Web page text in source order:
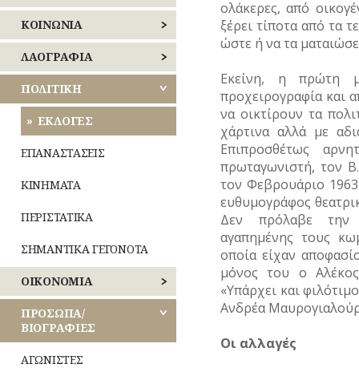
ΤΟΜΕΑΣ
ΑΘΗΝΩΝ
ΝΟΤΙΟΣ
ΤΟΜΕΑΣ
ΑΘΗΝΩΝ
ΑΝΑΤΟΛΙΚΗΣ
ΑΤΤΙΚΗΣ
ΔΥΤΙΚΗΣ
ΝΑΟΙ
–
ΜΟΝΕΣ
ΕΝΟΡΙΕΣ
ΕΟΡΤΕΣ
ΞΩΚΚΛΗΣΙΑ
ΠΑΝΗΓΥΡΙΑ
ΚΟΙΝΩΝΙΑ
ΑΝΘΡΩΠΙΝΕΣ
ΙΣΤΟΡΙΕΣ
ΑΣΤΥΝΟΜΙΑ
ΚΑΘΗΜΕΡΙΝΗ
ΖΩΗ
ΜΙΚΡΕΣ
(ΦΥΣΙΟΓΝΩΜΙΕΣ)
ΤΥΠΟΣ
ΛΑΟΓΡΑΦΙΑ
ΛΑΙΚΗ
ΔΗΜΙΟΥΡΓΙΑ
Οίκος
–
–
Ποτά
Ενδυμασία
–
Καλλωπισμός
Λαϊκές
τέχνες
ΠΝΕΥΜΑΤΙΚΟΣ
ΒΙΟΣ
Λατρεία
Θρησκευτική
μετεωρολογία
Φυτά
Ζώα
ΚΟΙΝΩΝΙΚΟΣ
έθιμα
Παιχνίδια
Σχολική
ζωή
ΠΟΛΙΤΙΚΗ
ΕΚΛΟΓΕΣ
ΕΠΑΝΑΣΤΑΣΕΙΣ
ΚΙΝΗΜΑΤΑ
ΠΕΡΙΣΤΑΤΙΚΑ
ΣΗΜΑΝΤΙΚΑ ΓΕΓΟΝΟΤΑ
ΟΙΚΟΝΟΜΙΑ
ΒΙΟΜΗΧΑΝΙΑ
–
ΕΜΠΟΡΙΟ
ΠΡΟΣΩΠΑ/
ΒΙΟΓΡΑΦΙΕΣ
ΑΓΩΝΙΣΤΕΣ
ολάκερες, από
ξέρει τίποτα από τα
ώστε ή να τα
Εκείνη, η πρώτη
προχειρογραφία και
να οικτίρουν τα
χάρτινα αλλά με
Επιπροσθέτως
πρωταγωνιστή, τον
τον Φεβρουάριο
ευθυμογράφος
Δεν πρόλαβε την
αγαπημένης τους
οποία είχαν
μόνος του ο Αλέκος
«Υπάρχει και
Ανδρέα
Οι αλλαγές